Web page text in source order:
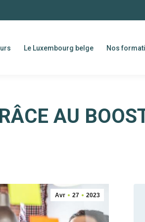
Le Luxembourg belge Nos
AU
Avr 27 2023